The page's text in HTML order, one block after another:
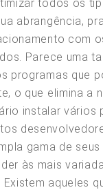
todos os
abrangência,
com
Parece uma
programas que
o que elimina a
instalar vários
gama de
às mais
aqueles